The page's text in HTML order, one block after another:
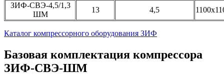
ЗИФ-СВЭ-4,5/1,3
ШМ
13 4,5
Каталог компрессорного оборудования ЗИФ
Базовая комплектация компрессора
ЗИФ-СВЭ-ШМ